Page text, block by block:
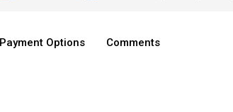
Payment Options Comments